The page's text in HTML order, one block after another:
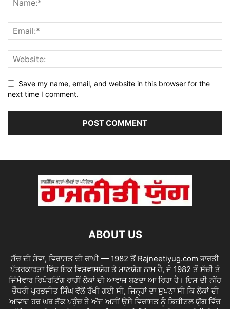
Save my name, email, and website in this browser for the
next time I comment.
ABOUT US
ਸੱਚ ਦੀ ਸੇਵਾ, ਵਿਰਾਸਤ ਦੀ ਰਾਖੀ — 1982 ਤੋਂ Rajneetiyug.com ਭਾਰਤੀ
ਪੱਤਰਕਾਰਤਾ ਵਿੱਚ ਇਕ ਵਿਸ਼ਵਾਸਯੋਗ ਤੇ ਮਾਣਯੋਗ ਨਾਮ ਹੈ, ਜੋ 1982 ਤੋਂ ਸੱਚੀ ਤੇ
ਜਿੰਮੇਵਾਰ ਰਿਪੋਰਟਿੰਗ ਰਾਹੀਂ ਲੋਕਾਂ ਦੀ ਆਵਾਜ਼ ਬਣਦਾ ਆ ਰਿਹਾ ਹੈ। ਇਸ ਦੀ ਨੀਂਹ
ਚੌਧਰੀ ਪ੍ਰਭਜੀਤ ਸਿੰਘ ਵੱਲੋਂ ਰੱਖੀ ਗਈ ਸੀ, ਜਿਨ੍ਹਾਂ ਦਾ ਸੁਪਨਾ ਸੀ ਕਿ ਲੋਕਾਂ ਦੀ
ਆਵਾਜ਼ ਹਰ ਘਰ ਤੱਕ ਪਹੁੰਚ ਤੇ ਅੱਜ ਅਸੀਂ ਉਸੇ ਵਿਰਾਸਤ ਨੂੰ ਡਿਜ਼ੀਟਲ ਯੁੱਗ ਵਿੱਚ